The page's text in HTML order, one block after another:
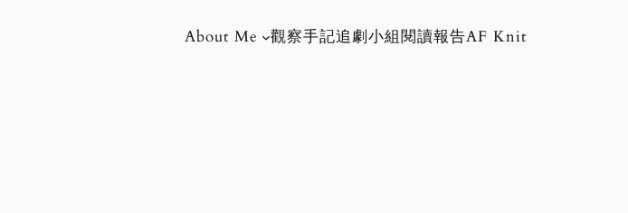
About Me 觀察手記追劇小組閱讀報告AF Knit